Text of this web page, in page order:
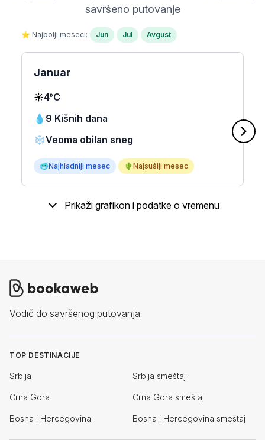
savršeno putovanje
⭐ Najbolji meseci: Jun Jul Avgust
Januar
☀️4°C
💧 9 Kišnih dana
❄️Veoma obilan sneg
🥶Najhladniji mesec 🌵Najsušiji mesec
Prikaži grafikon i podatke o vremenu
Vodič do savršenog putovanja
TOP DESTINACIJE
Srbija Srbija smeštaj
Crna Gora Crna Gora smeštaj
Bosna i Hercegovina Bosna i Hercegovina smeštaj